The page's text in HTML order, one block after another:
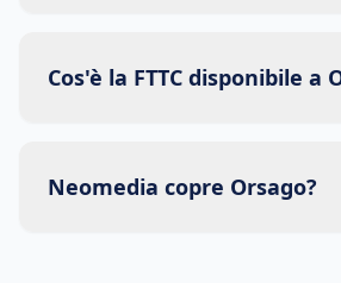
Cos'è la FTTC disponibile a
Neomedia copre Orsago?